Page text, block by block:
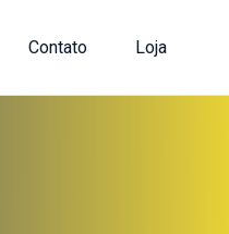
Contato Loja